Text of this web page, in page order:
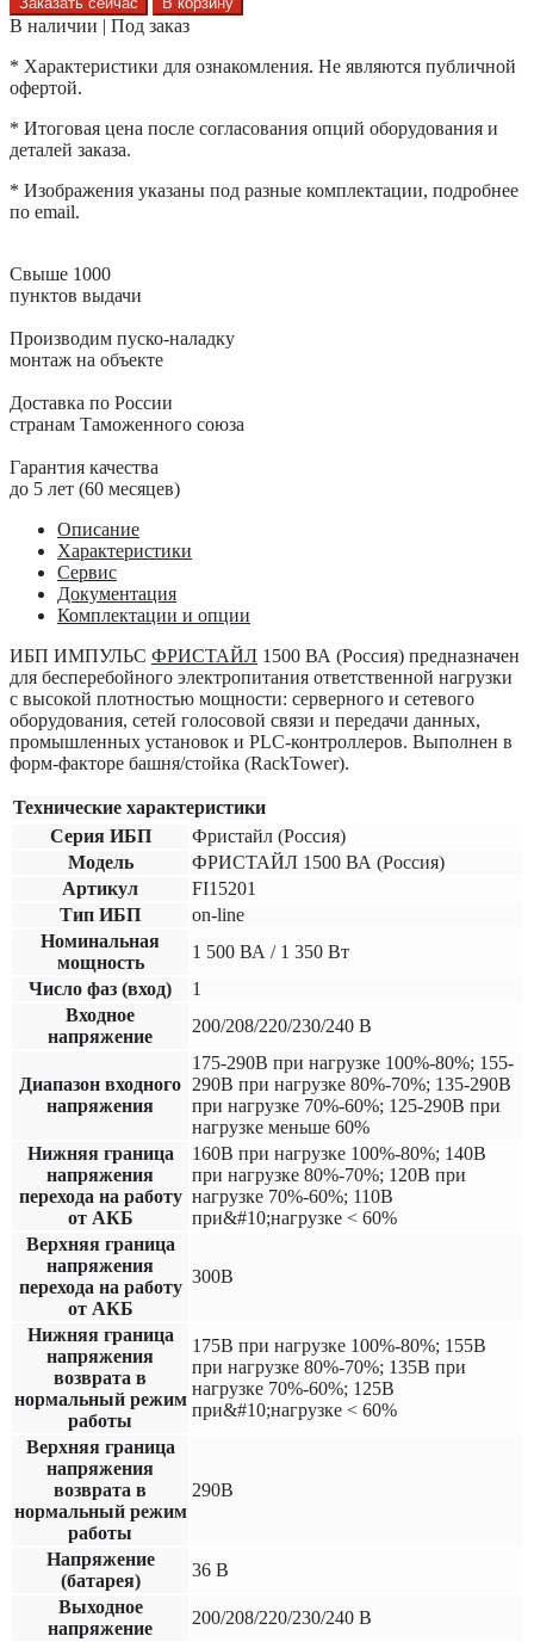
В наличии | Под заказ
* Характеристики для ознакомления. Не являются публичной
офертой.
* Итоговая цена после согласования опций оборудования и
деталей заказа.
* Изображения указаны под разные комплектации, подробнее
по email.
Свыше 1000
пунктов выдачи
Производим пуско-наладку
монтаж на объекте
Доставка по России
странам Таможенного союза
Гарантия качества
до 5 лет (60 месяцев)
Описание
Характеристики
Сервис
Документация
Комплектации и опции
ИБП ИМПУЛЬС ФРИСТАЙЛ 1500 ВА (Россия) предназначен
для бесперебойного электропитания ответственной нагрузки
с высокой плотностью мощности: серверного и сетевого
оборудования, сетей голосовой связи и передачи данных,
промышленных установок и PLC-контроллеров. Выполнен в
форм-факторе башня/стойка (RackTower).
Технические характеристики
Серия ИБП
Фристайл (Россия)
Модель
ФРИСТАЙЛ 1500 ВА (Россия)
Артикул
FI15201
Тип ИБП
on-line
Номинальная
мощность
1 500 ВА / 1 350 Вт
Число фаз (вход)
1
Входное
напряжение
200/208/220/230/240 В
Диапазон входного
напряжения
175-290В при нагрузке 100%-80%; 155-
290В при нагрузке 80%-70%; 135-290В
при нагрузке 70%-60%; 125-290В при
нагрузке меньше 60%
Нижняя граница
напряжения
перехода на работу
от АКБ
160В при нагрузке 100%-80%; 140В
при нагрузке 80%-70%; 120В при
нагрузке 70%-60%; 110В
при&#10;нагрузке < 60%
Верхняя граница
напряжения
перехода на работу
от АКБ
300В
Нижняя граница
напряжения
возврата в
нормальный режим
работы
175В при нагрузке 100%-80%; 155В
при нагрузке 80%-70%; 135В при
нагрузке 70%-60%; 125В
при&#10;нагрузке < 60%
Верхняя граница
напряжения
возврата в
нормальный режим
работы
290В
Напряжение
(батарея)
36 В
Выходное
напряжение
200/208/220/230/240 В